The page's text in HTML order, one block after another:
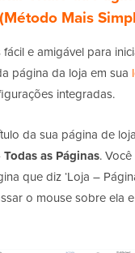
Mais
e amigável para
página da loja em sua
integradas.
da sua página de
Todas as Páginas.
que diz ‘Loja –
o mouse sobre ela